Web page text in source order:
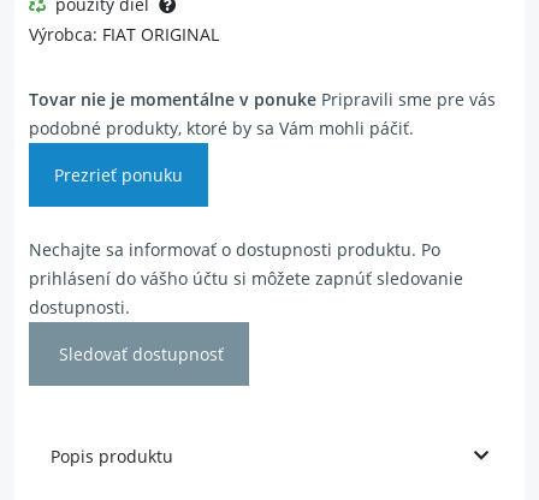
Výrobca: FIAT ORIGINAL
Tovar nie je momentálne v ponuke Pripravili sme pre vás
podobné produkty, ktoré by sa Vám mohli páčiť.
Prezrieť ponuku
Nechajte sa informovať o dostupnosti produktu. Po
prihlásení do vášho účtu si môžete zapnúť sledovanie
dostupnosti.
Sledovať dostupnosť
Popis produktu